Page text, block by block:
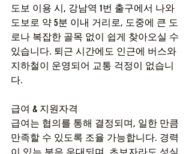
도보 이용 시, 강남역 1번 출구에서 나와
도보로 약 5분 이내 거리로, 도중에 큰 도
로나 복잡한 골목 없이 쉽게 찾아오실 수
있습니다. 퇴근 시간에도 인근에 버스와
지하철이 운영되어 교통 걱정이 없습니
다.
급여 & 지원자격
급여는 협의를 통해 결정되며, 일한 만큼
만족할 수 있도록 조율 가능합니다. 경력